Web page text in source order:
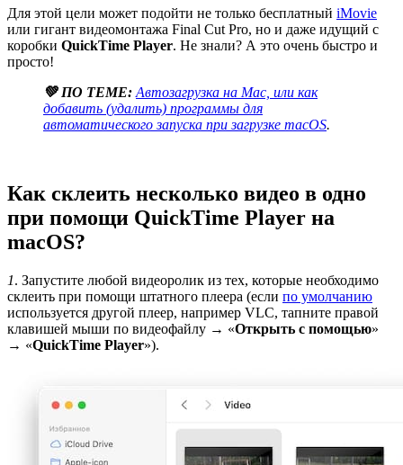
Для этой цели может подойти не только бесплатный iMovie
или гигант видеомонтажа Final Cut Pro, но и даже идущий с
коробки QuickTime Player. Не знали? А это очень быстро и
просто!
💚 ПО ТЕМЕ: Автозагрузка на Mac, или как
добавить (удалить) программы для
автоматического запуска при загрузке macOS.
Как склеить несколько видео в одно
при помощи QuickTime Player на
macOS?
1. Запустите любой видеоролик из тех, которые необходимо
склеить при помощи штатного плеера (если по умолчанию
используется другой плеер, например VLC, тапните правой
клавишей мыши по видеофайлу → «Открыть с помощью»
→ «QuickTime Player»).